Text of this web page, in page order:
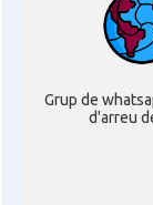
Casal
Grup de
d'arreu